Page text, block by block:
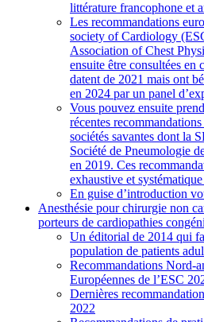
littérature francophone et
Les recommandations
society of Cardiology
Association of Chest
ensuite être consultées en
datent de 2021 mais ont
en 2024 par un panel
Vous pouvez ensuite
récentes
sociétés savantes dont la
Société de Pneumologie
en 2019. Ces
exhaustive et
En guise d’introduction
Anesthésie pour chirurgie non
porteurs de cardiopathies
Un éditorial de 2014 qui
population de patients
Recommandations Nord-
Européennes de l’ESC
Dernières
2022